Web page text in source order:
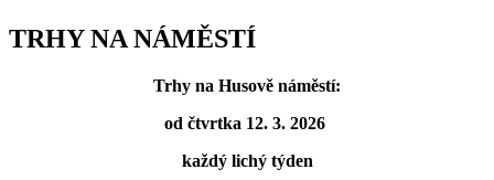
TRHY NA NÁMĚSTÍ
Trhy na Husově náměstí:
od čtvrtka 12. 3. 2026
každý lichý týden